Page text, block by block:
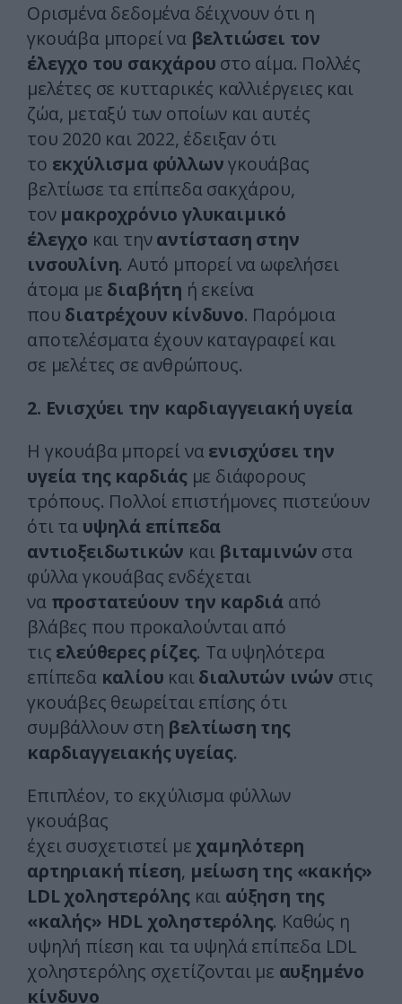
Ορισμένα δεδομένα δέιχνουν ότι η
γκουάβα μπορεί να βελτιώσει τον
έλεγχο του σακχάρου στο αίμα. Πολλές
μελέτες σε κυτταρικές καλλιέργειες και
ζώα, μεταξύ των οποίων και αυτές
του 2020 και 2022, έδειξαν ότι
το εκχύλισμα φύλλωνγκουάβας
βελτίωσε τα επίπεδα σακχάρου,
τον μακροχρόνιο γλυκαιμικό
έλεγχο και τηναντίσταση στην
ινσουλίνη. Αυτό μπορεί να ωφελήσει
άτομα με διαβήτη ή εκείνα
που διατρέχουν κίνδυνο. Παρόμοια
αποτελέσματα έχουν καταγραφεί και
σε μελέτες σε ανθρώπους.
2. Ενισχύει την καρδιαγγειακή υγεία
Η γκουάβα μπορεί να ενισχύσει την
υγεία της καρδιάς με διάφορους
τρόπους. Πολλοί επιστήμονες πιστεύουν
ότι τα υψηλά επίπεδα
αντιοξειδωτικών και βιταμινών στα
φύλλα γκουάβας ενδέχεται
να προστατεύουν την καρδιάαπό
βλάβες που προκαλούνται από
τις ελεύθερες ρίζες. Τα υψηλότερα
επίπεδα καλίου καιδιαλυτών ινών στις
γκουάβες θεωρείται επίσης ότι
συμβάλλουν στη βελτίωση της
καρδιαγγειακής υγείας.
Επιπλέον, το εκχύλισμα φύλλων
γκουάβας
έχει συσχετιστεί με χαμηλότερη
αρτηριακή πίεση, μείωση της «κακής»
LDL χοληστερόλης και αύξηση της
«καλής» HDL χοληστερόλης. Καθώς η
υψηλή πίεση και τα υψηλά επίπεδα LDL
χοληστερόλης σχετίζονται με αυξημένο
κίνδυνο